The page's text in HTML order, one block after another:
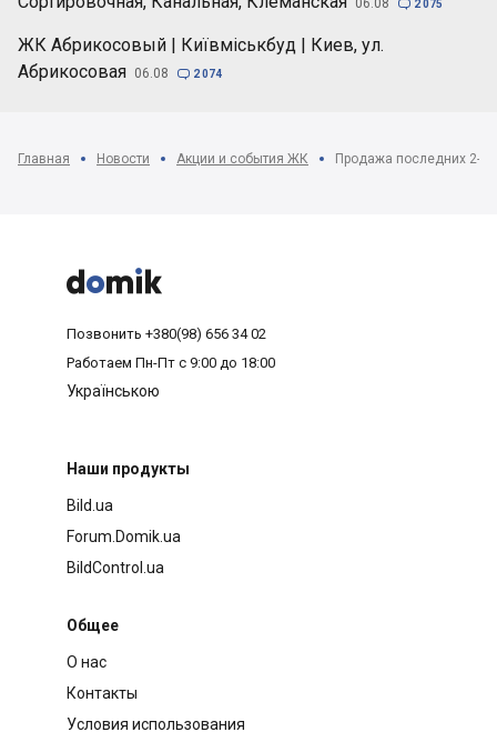
06.08  2 075
ЖК Абрикосовый | Київміськбуд | Киев, ул.
Абрикосовая 06.08  2 074
Главная Новости Акции и события ЖК Продажа последних 2-



Позвонить +380(98) 656 34 02
Работаем Пн-Пт с 9:00 до 18:00
Українською
Наши продукты
Bild.ua
Forum.Domik.ua
BildControl.ua
Общее
О нас
Контакты
Условия использования